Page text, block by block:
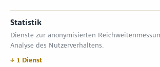
ÖFFNUNGSZEITEN MESSE
18. November 2026 09:00 – 17:00 Uhr
19. November 2026 09:00 – 17:00 Uhr
VERANSTALTUNGSORT
Statistik
Dienste zur anonymisierten
Analyse des Nutzerverhaltens.
↓ 1 Dienst